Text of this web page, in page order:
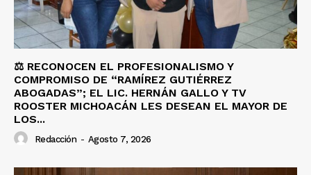
⚖️ RECONOCEN EL PROFESIONALISMO Y
COMPROMISO DE “RAMÍREZ GUTIÉRREZ
ABOGADAS”; EL LIC. HERNÁN GALLO Y TV
ROOSTER MICHOACÁN LES DESEAN EL MAYOR DE
LOS...
Redacción - Agosto 7, 2026